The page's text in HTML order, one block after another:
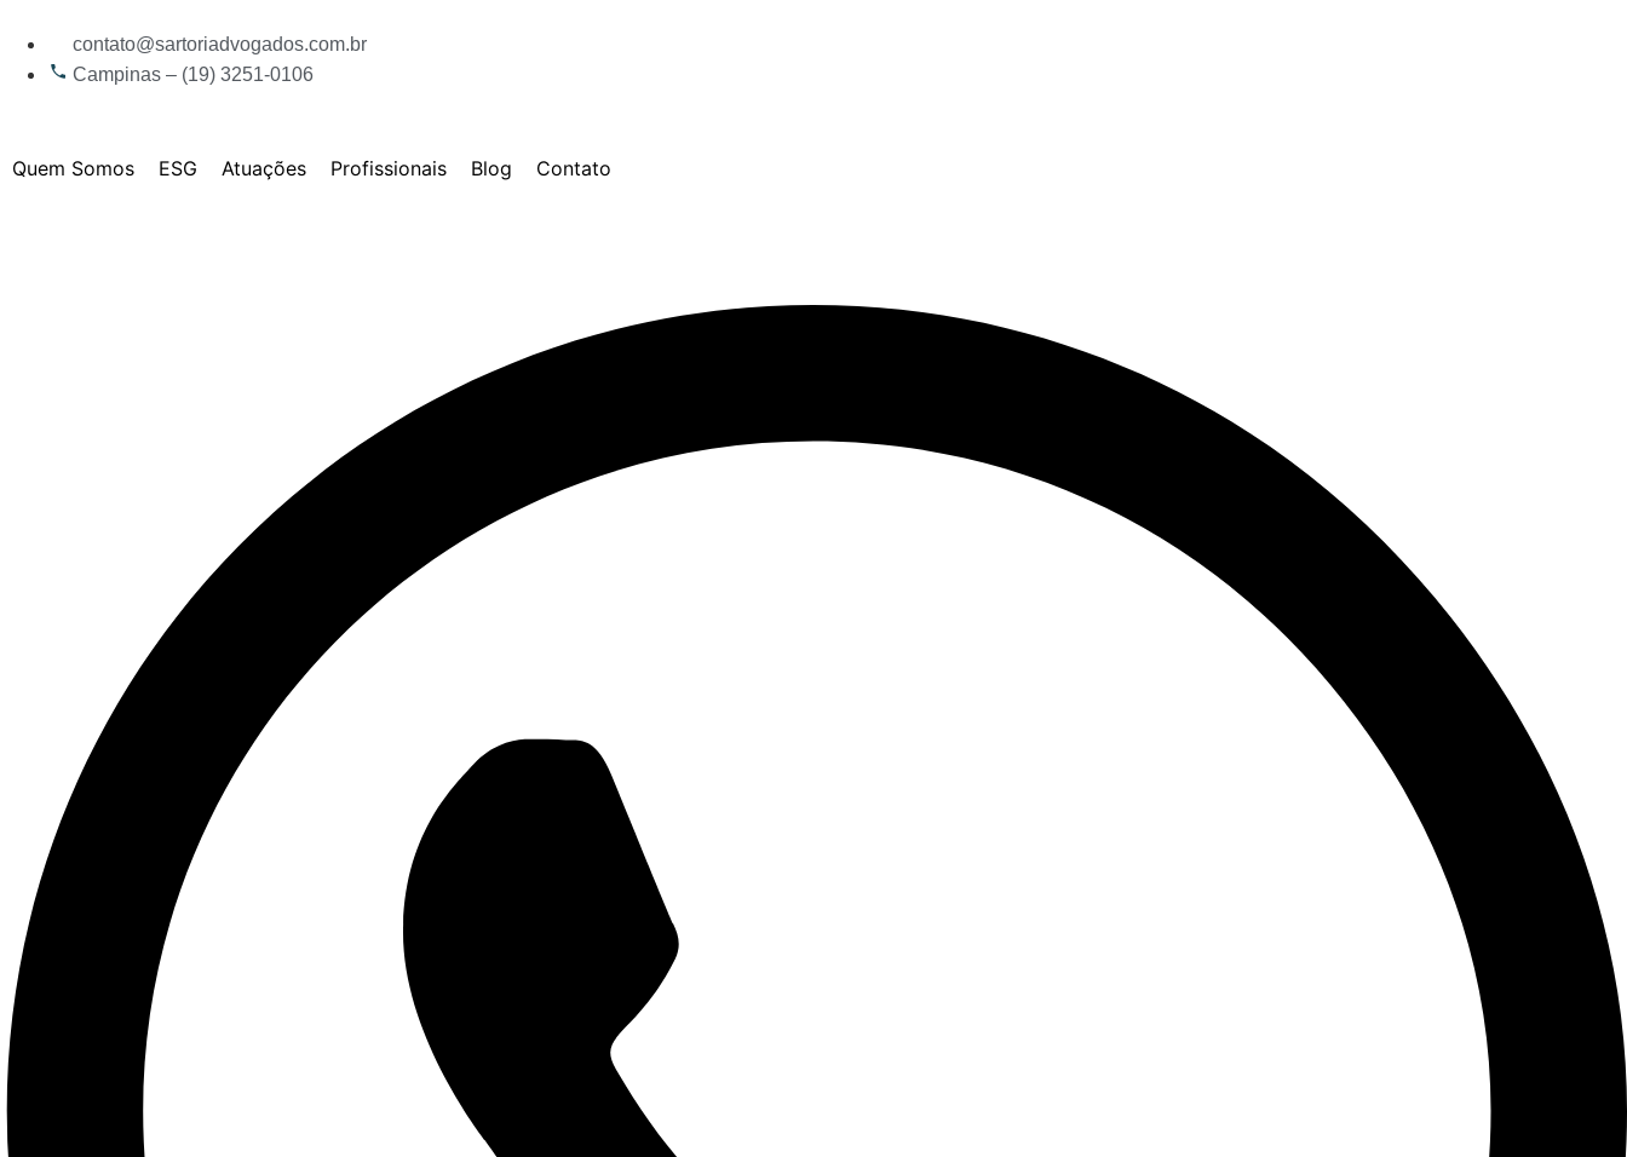
contato@sartoriadvogados.com.br
Campinas – (19) 3251-0106
Quem Somos ESG Atuações Profissionais Blog Contato